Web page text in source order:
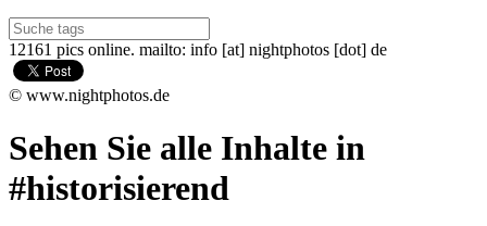
12161 pics online. mailto: info [at] nightphotos [dot] de
© www.nightphotos.de
Sehen Sie alle Inhalte in
#historisierend